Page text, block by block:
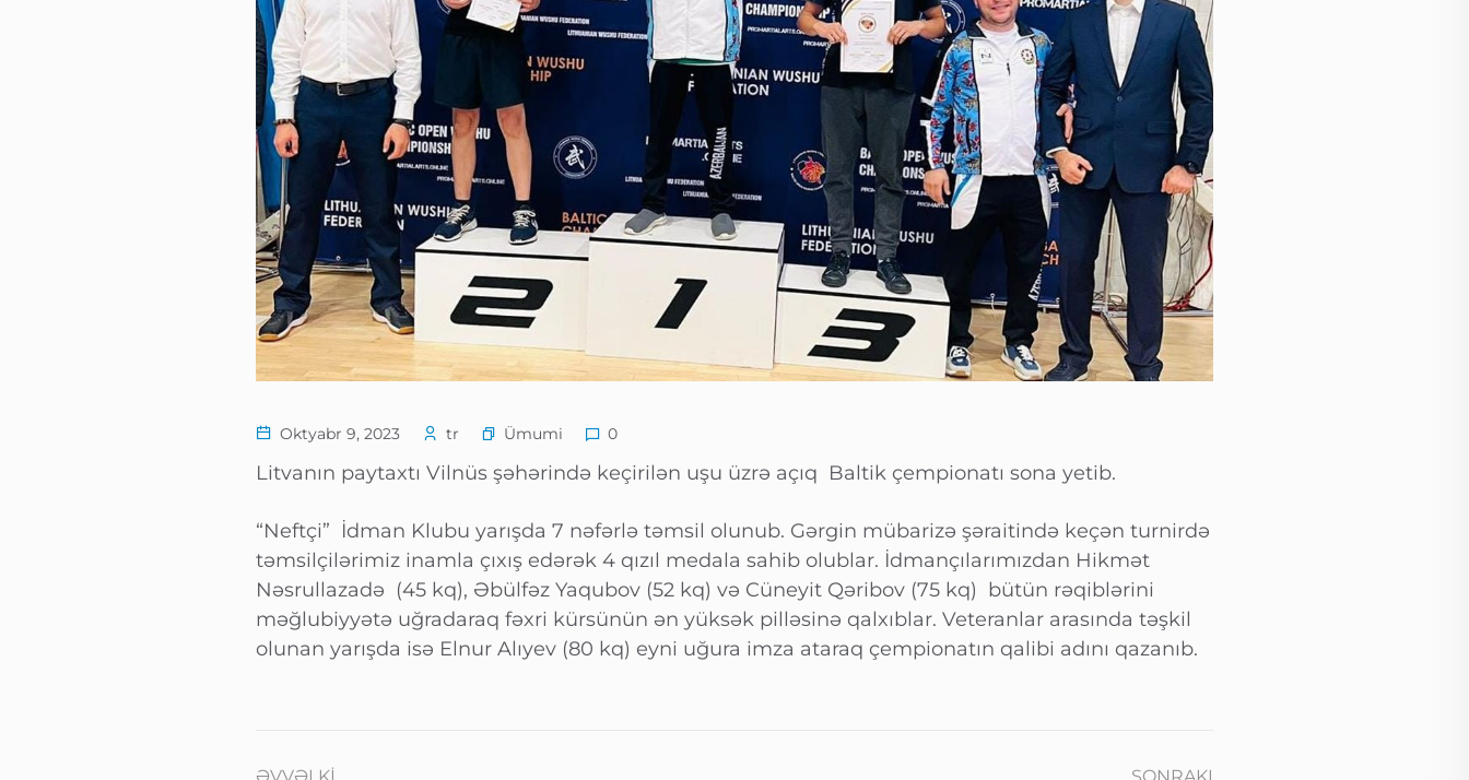
Oktyabr 9, 2023 tr Ümumi 0
Litvanın paytaxtı Vilnüs şəhərində keçirilən uşu üzrə açıq Baltik çempionatı sona yetib.
“Neftçi” İdman Klubu yarışda 7 nəfərlə təmsil olunub. Gərgin mübarizə şəraitində keçən turnirdə
təmsilçilərimiz inamla çıxış edərək 4 qızıl medala sahib olublar. İdmançılarımızdan Hikmət
Nəsrullazadə (45 kq), Əbülfəz Yaqubov (52 kq) və Cüneyit Qəribov (75 kq) bütün rəqiblərini
məğlubiyyətə uğradaraq fəxri kürsünün ən yüksək pilləsinə qalxıblar. Veteranlar arasında təşkil
olunan yarışda isə Elnur Alıyev (80 kq) eyni uğura imza ataraq çempionatın qalibi adını qazanıb.